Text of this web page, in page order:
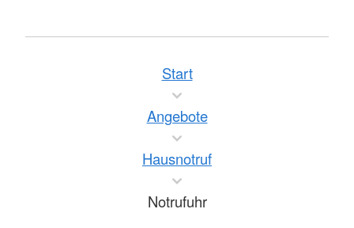
Start
Angebote
Hausnotruf
Notrufuhr